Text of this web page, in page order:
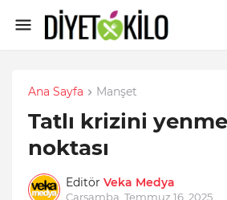
Ana Sayfa Manşet
Tatlı krizini
noktası
Editör Veka Medya
Çarşamba, Temmuz 16, 2025